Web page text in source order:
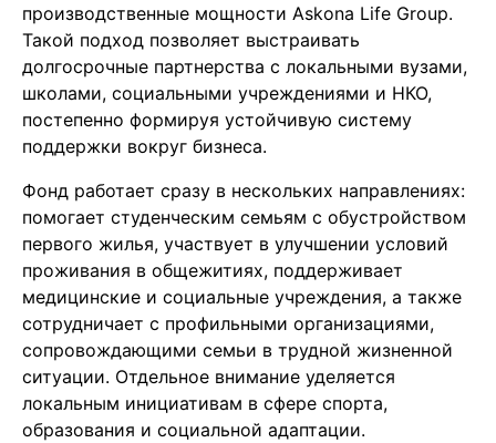
производственные мощности Askona Life Group.
Такой подход позволяет выстраивать
долгосрочные партнерства с локальными вузами,
школами, социальными учреждениями и НКО,
постепенно формируя устойчивую систему
поддержки вокруг бизнеса.
Фонд работает сразу в нескольких направлениях:
помогает студенческим семьям с обустройством
первого жилья, участвует в улучшении условий
проживания в общежитиях, поддерживает
медицинские и социальные учреждения, а также
сотрудничает с профильными организациями,
сопровождающими семьи в трудной жизненной
ситуации. Отдельное внимание уделяется
локальным инициативам в сфере спорта,
образования и социальной адаптации.